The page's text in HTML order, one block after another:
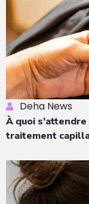
Deha News
À quoi
traitement